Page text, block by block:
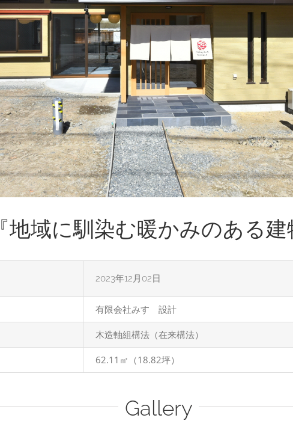
『地域に馴染む暖かみのある
2023年12月02日
有限会社みすゞ設計
木造軸組構法（在来構法）
62.11㎡（18.82坪）
Gallery